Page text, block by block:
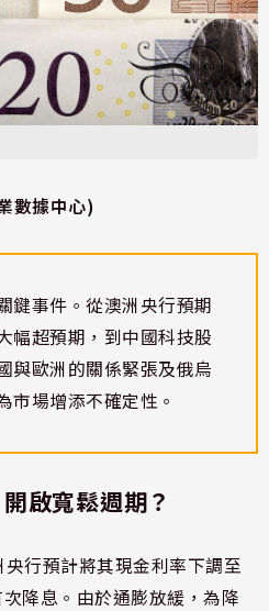
數據中心)
鍵事件。從澳洲央行預期
幅超預期，到中國科技股
與歐洲的關係緊張及俄烏
市場增添不確定性。
啟寬鬆週期？
行預計將其現金利率下調至
降息。由於通膨放緩，為降